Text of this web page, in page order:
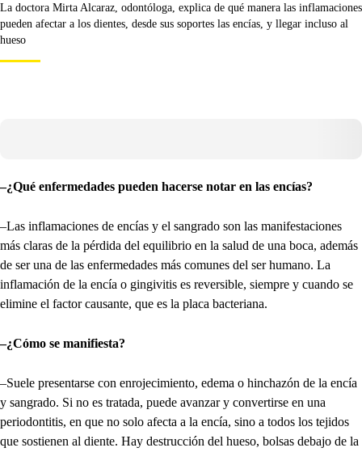
La doctora Mirta Alcaraz, odontóloga, explica de qué manera las inflamaciones
pueden afectar a los dientes, desde sus soportes las encías, y llegar incluso al
hueso
–¿Qué enfermedades pueden hacerse notar en las encías?
–Las inflamaciones de encías y el sangrado son las manifestaciones
más claras de la pérdida del equilibrio en la salud de una boca, además
de ser una de las enfermedades más comunes del ser humano. La
inflamación de la encía o gingivitis es reversible, siempre y cuando se
elimine el factor causante, que es la placa bacteriana.
–¿Cómo se manifiesta?
–Suele presentarse con enrojecimiento, edema o hinchazón de la encía
y sangrado. Si no es tratada, puede avanzar y convertirse en una
periodontitis, en que no solo afecta a la encía, sino a todos los tejidos
que sostienen al diente. Hay destrucción del hueso, bolsas debajo de la